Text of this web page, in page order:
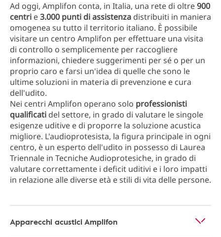
Ad oggi, Amplifon conta, in Italia, una rete di oltre900
centri e3.000 punti di assistenza distribuiti in maniera
omogenea su tutto il territorio italiano. È possibile
visitare un centro Amplifon per effettuare una visita
di controllo o semplicemente per raccogliere
informazioni, chiedere suggerimenti per sé o per un
proprio caro e farsi un'idea di quelle che sono le
ultime soluzioni in materia di prevenzione e cura
dell'udito.
Nei centri Amplifon operano solo professionisti
qualificati del settore, in grado di valutare le singole
esigenze uditive e di proporre la soluzione acustica
migliore. L'audioprotesista, la figura principale in ogni
centro, è un esperto dell'udito in possesso di Laurea
Triennale in Tecniche Audioprotesiche, in grado di
valutare correttamente i deficit uditivi e i loro impatti
in relazione alle diverse età e stili di vita delle persone.
Apparecchi acustici Amplifon